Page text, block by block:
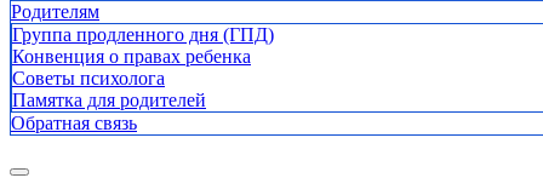
Родителям
Группа продленного дня (ГПД)
Конвенция о правах ребенка
Советы психолога
Памятка для родителей
Обратная связь